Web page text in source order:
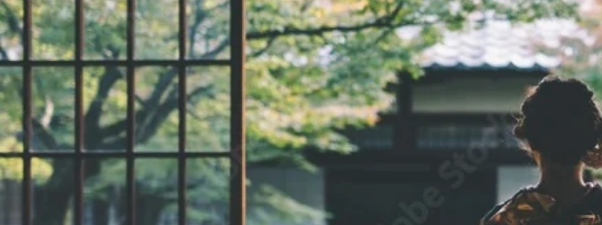
に
移
動
す
る